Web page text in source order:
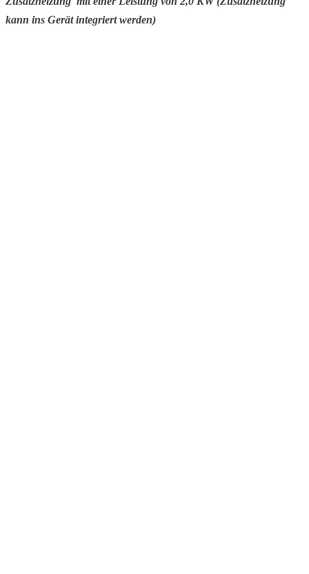
kann ins Gerät integriert werden)